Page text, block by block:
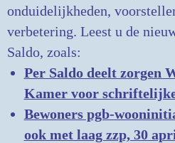
onduidelijkheden,
verbetering. Leest u de
Saldo, zoals:
Per Saldo deelt zorgen
Kamer voor
Bewoners pgb-
ook met laag zzp, 30